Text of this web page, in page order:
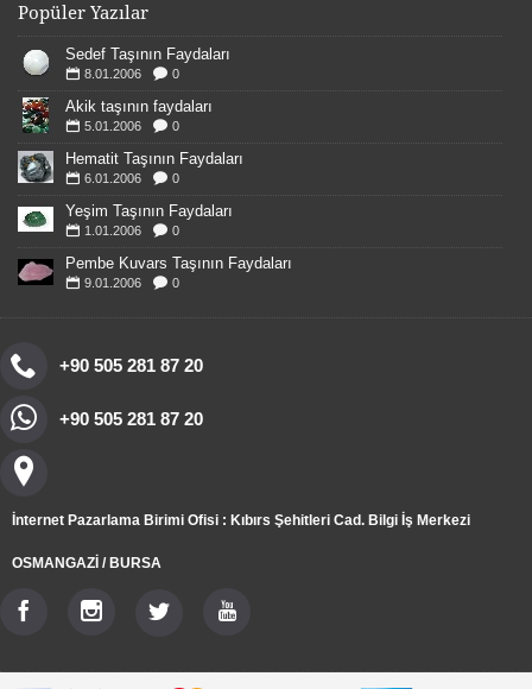
Popüler Yazılar
Sedef Taşının Faydaları
8.01.2006 0
Akik taşının faydaları
5.01.2006 0
Hematit Taşının Faydaları
6.01.2006 0
Yeşim Taşının Faydaları
1.01.2006 0
Pembe Kuvars Taşının Faydaları
9.01.2006 0
+90 505 281 87 20
+90 505 281 87 20
İnternet Pazarlama Birimi Ofisi : Kıbırs Şehitleri Cad. Bilgi İş Merkezi
OSMANGAZİ / BURSA